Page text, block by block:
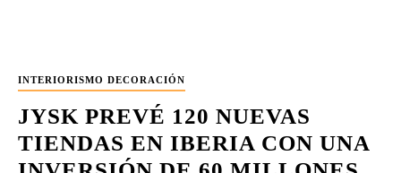
INTERIORISMO DECORACIÓN
JYSK PREVÉ 120 NUEVAS
TIENDAS EN IBERIA CON UNA